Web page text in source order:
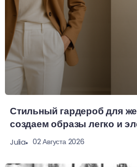
Стильный гардероб для
создаем образы легко и
Julia 02 Августа 2026